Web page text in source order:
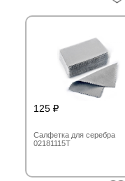
125
Салфетка для серебра
02181115T